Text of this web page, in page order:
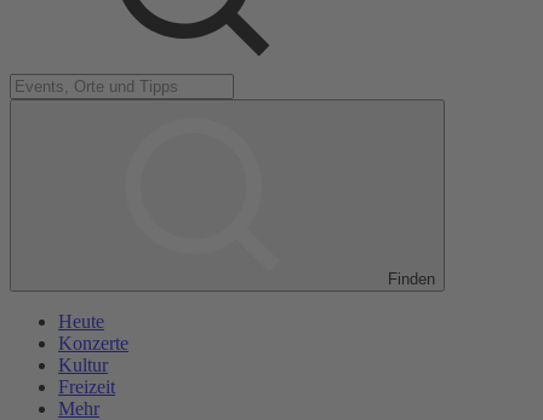
Finden
Heute
Konzerte
Kultur
Freizeit
Mehr